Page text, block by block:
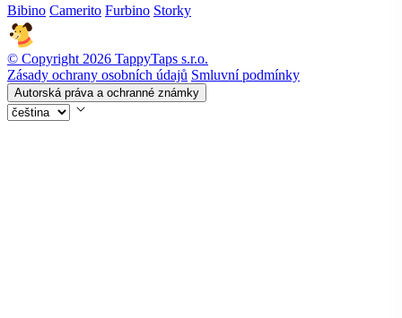
Bibino Camerito Furbino Storky
© Copyright 2026 TappyTaps s.r.o.
Zásady ochrany osobních údajů Smluvní podmínky
Autorská práva a ochranné známky